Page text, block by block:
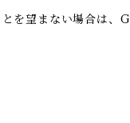
を望まない場合は